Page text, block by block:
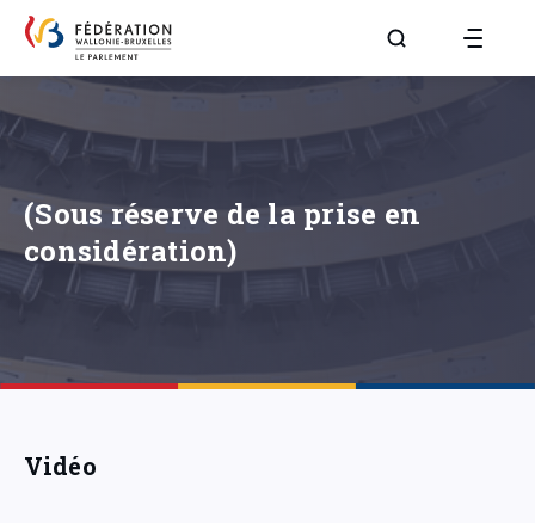
Aller à la page
(Sous réserve de la prise en
considération)
Vidéo